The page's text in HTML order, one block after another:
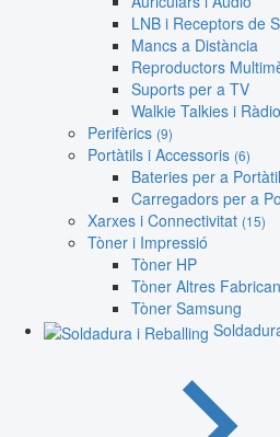
LNB i Receptors de
Mancs a Distància
Reproductors
Suports per a TV
Walkie Talkies i Ràdio
Perifèrics (9)
Portàtils i Accessoris (6)
Bateries per a
Carregadors per a
Xarxes i Connectivitat (15)
Tòner i Impressió
Tòner HP
Tòner Altres
Tòner Samsung